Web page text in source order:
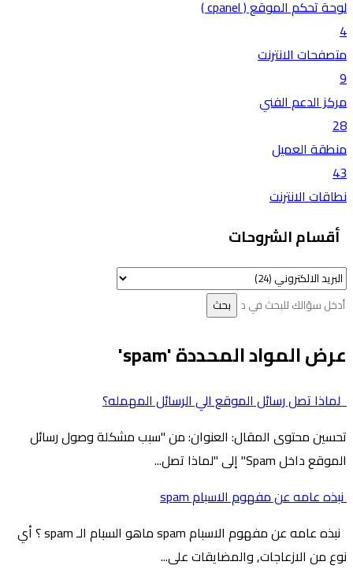
لوحة تحكم الموقع ( cpanel )
4
متصفحات الانترنت
9
مركز الدعم الفني
28
منطقة العميل
43
نطاقات الانترنت
أقسام الشروحات
عرض المواد المحددة 'spam'
لماذا تصل رسائل الموقع الي الرسائل المهمله؟
تحسين محتوى المقال: العنوان: من "سبب مشكلة وصول رسائل
الموقع داخل Spam" إلى "لماذا تصل...
نبذه عامه عن مفهوم الاسبام spam
نبذه عامه عن مفهوم الاسبام spam ماهو السبام الـ spam ؟ أي
نوع من الازعاجات, والمضايقات على...